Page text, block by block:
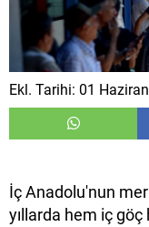
Ekl. Tarihi: 01
İç Anadolu'nun
yıllarda hem iç göç